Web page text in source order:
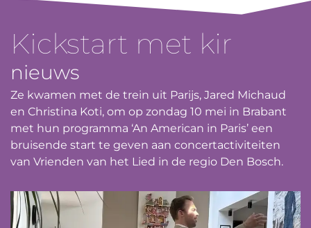
Kickstart met kir
nieuws
Ze kwamen met de trein uit Parijs, Jared Michaud
en Christina Koti, om op zondag 10 mei in Brabant
met hun programma ‘An American in Paris’ een
bruisende start te geven aan concertactiviteiten
van Vrienden van het Lied in de regio Den Bosch.